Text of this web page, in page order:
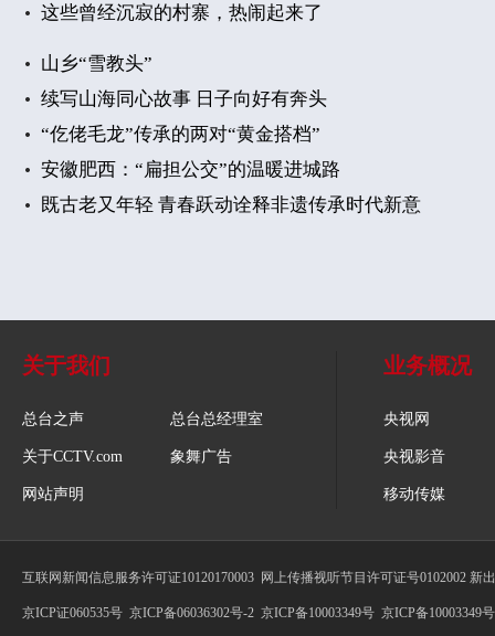
这些曾经沉寂的村寨，热闹起来了
山乡“雪教头”
续写山海同心故事 日子向好有奔头
“仡佬毛龙”传承的两对“黄金搭档”
安徽肥西：“扁担公交”的温暖进城路
既古老又年轻 青春跃动诠释非遗传承时代新意
关于我们
总台之声 总台总经理室
关于CCTV.com 象舞广告
网站声明
业务概况
央视网
央视影音
移动传媒
互联网新闻信息服务许可证10120170003 网上传播视听节目许可证号0102002 新
京ICP证060535号 京ICP备06036302号-2 京ICP备10003349号 京ICP备10003349